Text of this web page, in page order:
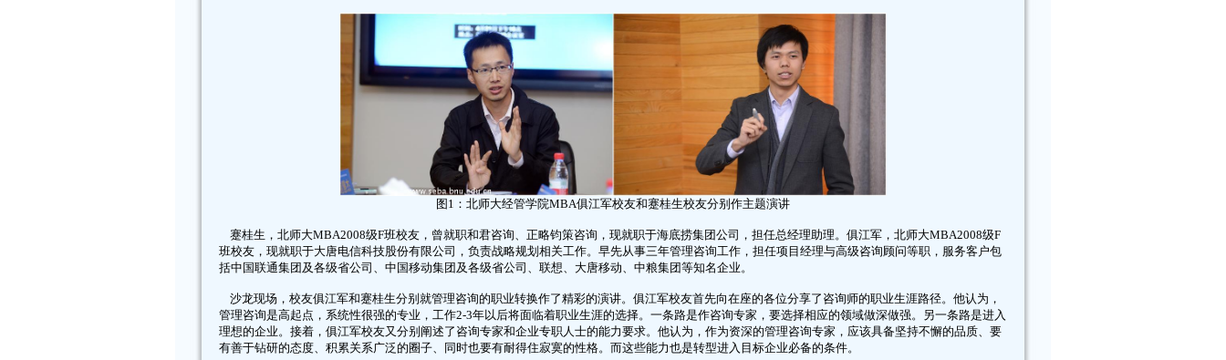
图1：北师大经管学院MBA俱江军校友和蹇桂生校友分别作主题演讲
蹇桂生，北师大MBA2008级F班校友，曾就职和君咨询、正略钧策咨询，现就职于海底捞集团公司，担任总经理助理。俱江军，北师大MBA2008级F
班校友，现就职于大唐电信科技股份有限公司，负责战略规划相关工作。早先从事三年管理咨询工作，担任项目经理与高级咨询顾问等职，服务客户包
括中国联通集团及各级省公司、中国移动集团及各级省公司、联想、大唐移动、中粮集团等知名企业。
沙龙现场，校友俱江军和蹇桂生分别就管理咨询的职业转换作了精彩的演讲。俱江军校友首先向在座的各位分享了咨询师的职业生涯路径。他认为，
管理咨询是高起点，系统性很强的专业，工作2-3年以后将面临着职业生涯的选择。一条路是作咨询专家，要选择相应的领域做深做强。另一条路是进入
理想的企业。接着，俱江军校友又分别阐述了咨询专家和企业专职人士的能力要求。他认为，作为资深的管理咨询专家，应该具备坚持不懈的品质、要
有善于钻研的态度、积累关系广泛的圈子、同时也要有耐得住寂寞的性格。而这些能力也是转型进入目标企业必备的条件。